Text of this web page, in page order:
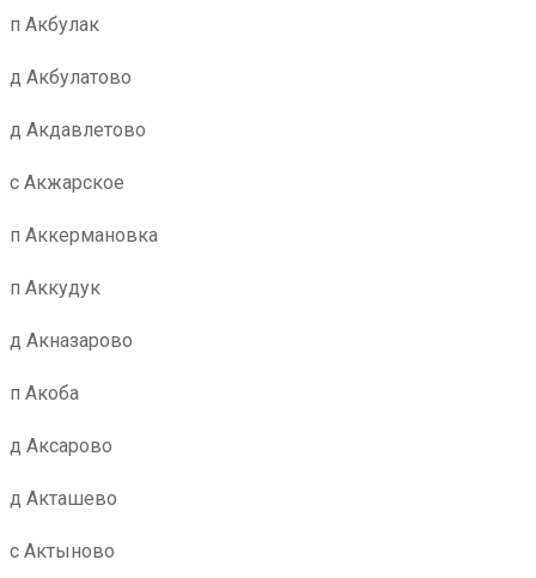
п Акбулак
д Акбулатово
д Акдавлетово
с Акжарское
п Аккермановка
п Аккудук
д Акназарово
п Акоба
д Аксарово
д Акташево
с Актыново